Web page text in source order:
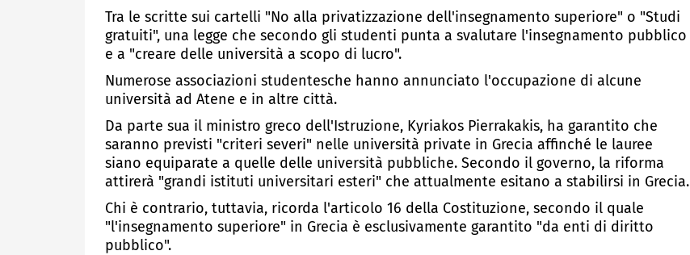
Tra le scritte sui cartelli "No alla privatizzazione dell'insegnamento superiore" o "Studi
gratuiti", una legge che secondo gli studenti punta a svalutare l'insegnamento pubblico
e a "creare delle università a scopo di lucro".
Numerose associazioni studentesche hanno annunciato l'occupazione di alcune
università ad Atene e in altre città.
Da parte sua il ministro greco dell'Istruzione, Kyriakos Pierrakakis, ha garantito che
saranno previsti "criteri severi" nelle università private in Grecia affinché le lauree
siano equiparate a quelle delle università pubbliche. Secondo il governo, la riforma
attirerà "grandi istituti universitari esteri" che attualmente esitano a stabilirsi in Grecia.
Chi è contrario, tuttavia, ricorda l'articolo 16 della Costituzione, secondo il quale
"l'insegnamento superiore" in Grecia è esclusivamente garantito "da enti di diritto
pubblico".